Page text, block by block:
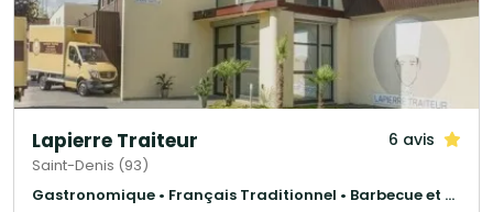
Lapierre Traiteur 6 avis
Saint-Denis (93)
Gastronomique • Français Traditionnel • Barbecue et grillades